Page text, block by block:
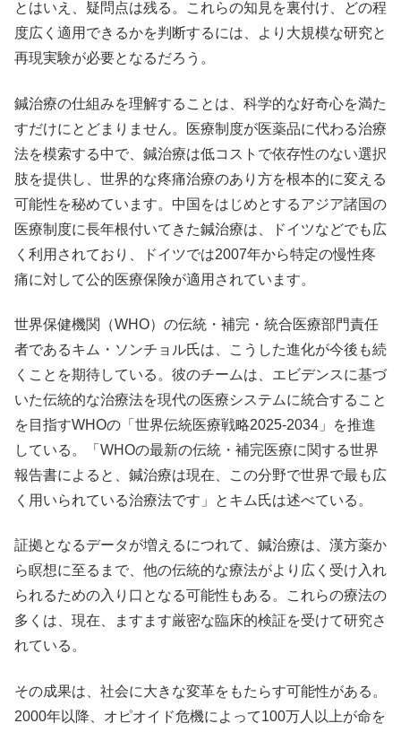
とはいえ、疑問点は残る。これらの知見を裏付け、どの程
度広く適用できるかを判断するには、より大規模な研究と
再現実験が必要となるだろう。
鍼治療の仕組みを理解することは、科学的な好奇心を満た
すだけにとどまりません。医療制度が医薬品に代わる治療
法を模索する中で、鍼治療は低コストで依存性のない選択
肢を提供し、世界的な疼痛治療のあり方を根本的に変える
可能性を秘めています。中国をはじめとするアジア諸国の
医療制度に長年根付いてきた鍼治療は、ドイツなどでも広
く利用されており、ドイツでは2007年から特定の慢性疼
痛に対して公的医療保険が適用されています。
世界保健機関（WHO）の伝統・補完・統合医療部門責任
者であるキム・ソンチョル氏は、こうした進化が今後も続
くことを期待している。彼のチームは、エビデンスに基づ
いた伝統的な治療法を現代の医療システムに統合すること
を目指すWHOの「世界伝統医療戦略2025-2034」を推進
している。「WHOの最新の伝統・補完医療に関する世界
報告書によると、鍼治療は現在、この分野で世界で最も広
く用いられている治療法です」とキム氏は述べている。
証拠となるデータが増えるにつれて、鍼治療は、漢方薬か
ら瞑想に至るまで、他の伝統的な療法がより広く受け入れ
られるための入り口となる可能性もある。これらの療法の
多くは、現在、ますます厳密な臨床的検証を受けて研究さ
れている。
その成果は、社会に大きな変革をもたらす可能性がある。
2000年以降、オピオイド危機によって100万人以上が命を